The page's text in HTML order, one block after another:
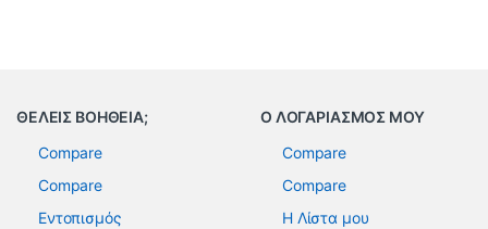
ΘΕΛΕΙΣ ΒΟΗΘΕΙΑ;
Compare
Compare
Εντοπισμός
Ο ΛΟΓΑΡΙΑΣΜΟΣ ΜΟΥ
Compare
Compare
Η Λίστα μου